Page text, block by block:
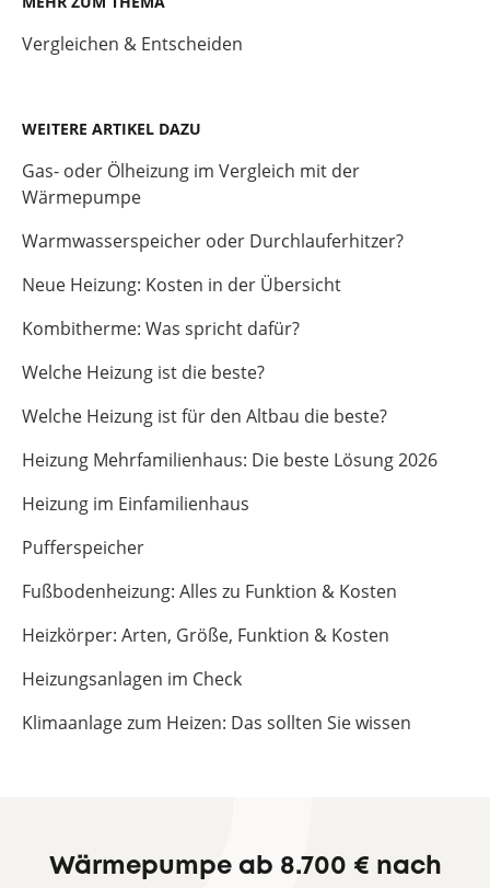
Vergleichen & Entscheiden
WEITERE ARTIKEL DAZU
Gas- oder Ölheizung im Vergleich mit der
Wärmepumpe
Warmwasserspeicher oder Durchlauferhitzer?
Neue Heizung: Kosten in der Übersicht
Kombitherme: Was spricht dafür?
Welche Heizung ist die beste?
Welche Heizung ist für den Altbau die beste?
Heizung Mehrfamilienhaus: Die beste Lösung 2026
Heizung im Einfamilienhaus
Pufferspeicher
Fußbodenheizung: Alles zu Funktion & Kosten
Heizkörper: Arten, Größe, Funktion & Kosten
Heizungsanlagen im Check
Klimaanlage zum Heizen: Das sollten Sie wissen
Wärmepumpe ab 8.700 € nach